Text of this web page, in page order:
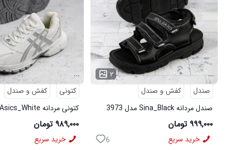
۲
...
صندل
کفش و صندل
صندل مردانه Sina_Black مدل 3973
۹۹۹,۰۰۰ تومان
خرید سریع 6
...
کتونی
کفش و صندل
کتونی مردانه Asics_White مدل 3975
۹۸۹,۰۰۰ تومان
خرید سریع